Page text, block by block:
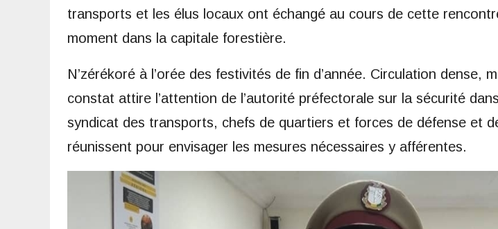
transports et les élus locaux ont échangé au cours de cette
moment dans la capitale forestière.
N’zérékoré à l’orée des festivités de fin d’année. Circulation dense,
constat attire l’attention de l’autorité préfectorale sur la sécurité
syndicat des transports, chefs de quartiers et forces de défense et
réunissent pour envisager les mesures nécessaires y afférentes.